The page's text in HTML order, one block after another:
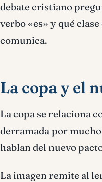
debate cristiano
verbo «es» y qué
comunica.
La copa y el
La copa se relaciona
derramada por
hablan del nuevo
La imagen remite al